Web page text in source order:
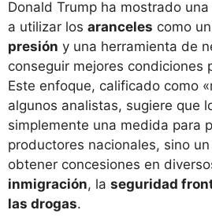
Donald Trump ha mostrado
a utilizar los aranceles como un
presión y una herramienta de
conseguir mejores condiciones
Este enfoque, calificado como
algunos analistas, sugiere que
simplemente una medida para
productores nacionales, sino
obtener concesiones en
inmigración, la seguridad
las drogas.